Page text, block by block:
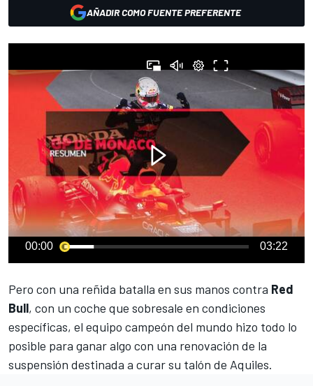
AÑADIR COMO FUENTE PREFERENTE
00:00 03:22
Pero con una reñida batalla en sus manos contra Red
Bull, con un coche que sobresale en condiciones
específicas, el equipo campeón del mundo hizo todo lo
posible para ganar algo con una renovación de la
suspensión destinada a curar su talón de Aquiles.